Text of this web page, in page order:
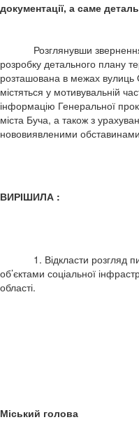
документації, а саме
Розглянувши звернення
розробку детального плану
розташована в межах вулиць
містяться у мотивувальній
інформацію Генеральної
міста Буча, а також з
нововиявленими
ВИРІШИЛА :
1. Відкласти розгляд
об’єктами соціальної
області.
Міський